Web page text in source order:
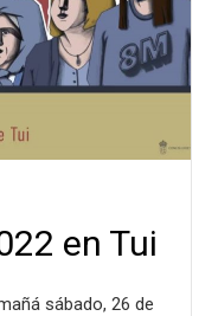
en Tui
sábado, 26 de